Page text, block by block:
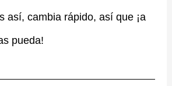
así, cambia rápido, así que ¡a
pueda!